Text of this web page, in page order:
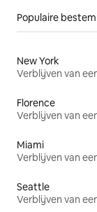
Populaire
New York
Verblijven van
Florence
Verblijven van
Miami
Verblijven van
Seattle
Verblijven van